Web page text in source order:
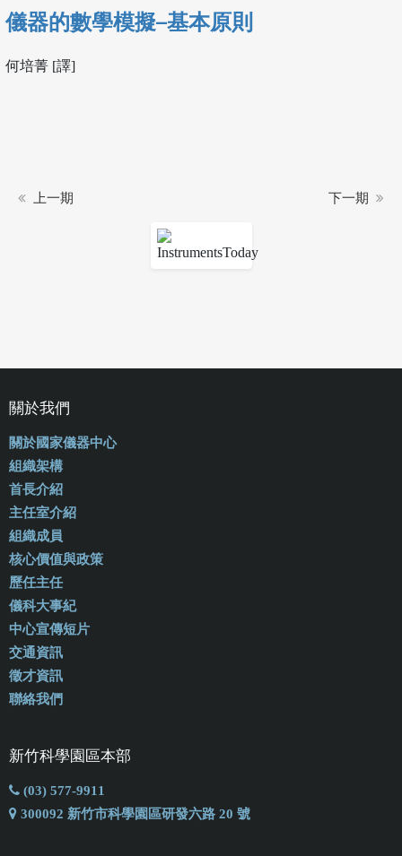
儀器的數學模擬─基本原則
何培菁 [譯]
上一期 下一期
關於我們
關於國家儀器中心
組織架構
首長介紹
主任室介紹
組織成員
核心價值與政策
歷任主任
儀科大事紀
中心宣傳短片
交通資訊
徵才資訊
聯絡我們
新竹科學園區本部
(03) 577-9911
300092 新竹市科學園區研發六路 20 號